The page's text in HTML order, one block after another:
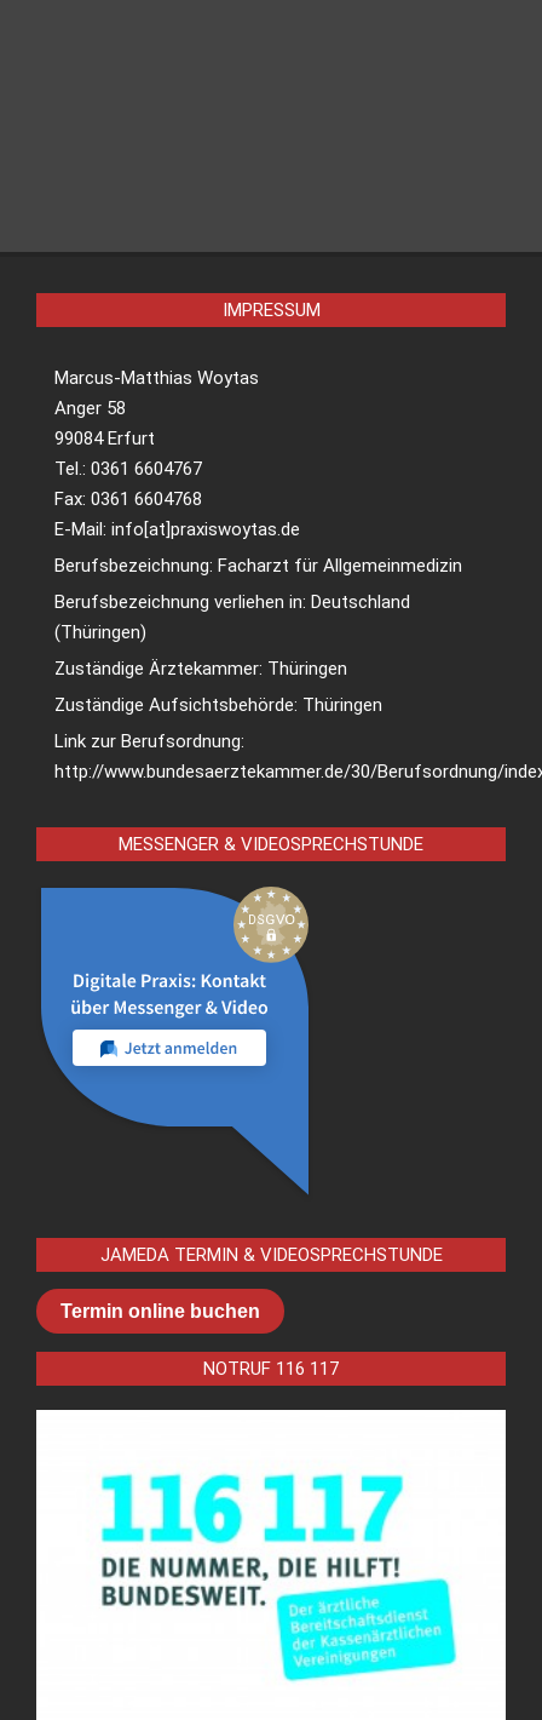
IMPRESSUM
Marcus-Matthias Woytas
Anger 58
99084 Erfurt
Tel.: 0361 6604767
Fax: 0361 6604768
E-Mail: info[at]praxiswoytas.de
Berufsbezeichnung: Facharzt für Allgemeinmedizin
Berufsbezeichnung verliehen in: Deutschland
(Thüringen)
Zuständige Ärztekammer: Thüringen
Zuständige Aufsichtsbehörde: Thüringen
Link zur Berufsordnung:
http://www.bundesaerztekammer.de/30/Berufsordnung/
MESSENGER & VIDEOSPRECHSTUNDE
JAMEDA TERMIN & VIDEOSPRECHSTUNDE
Termin online buchen
NOTRUF 116 117